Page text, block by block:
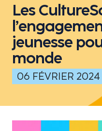
Les
jeunesse
monde
06 FÉVRIER 2024